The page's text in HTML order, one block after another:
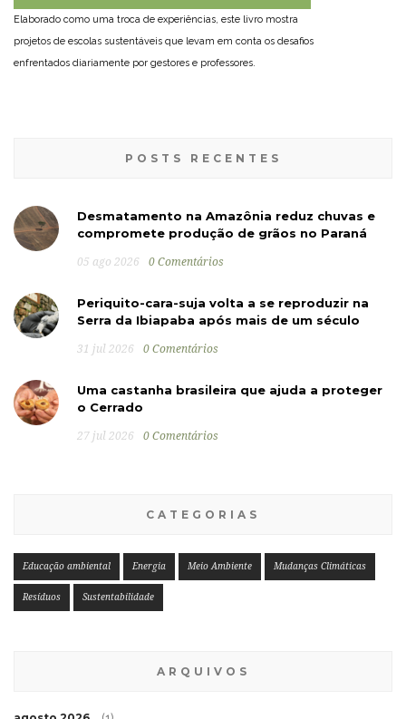
Elaborado como uma troca de experiências, este livro mostra
projetos de escolas sustentáveis que levam em conta os desafios
enfrentados diariamente por gestores e professores.
POSTS RECENTES
Desmatamento na Amazônia reduz chuvas e
compromete produção de grãos no Paraná
05 ago 2026 0 Comentários
Periquito-cara-suja volta a se reproduzir na
Serra da Ibiapaba após mais de um século
31 jul 2026 0 Comentários
Uma castanha brasileira que ajuda a proteger
o Cerrado
27 jul 2026 0 Comentários
CATEGORIAS
Educação ambiental Energia Meio Ambiente Mudanças Climáticas
Resíduos Sustentabilidade
ARQUIVOS